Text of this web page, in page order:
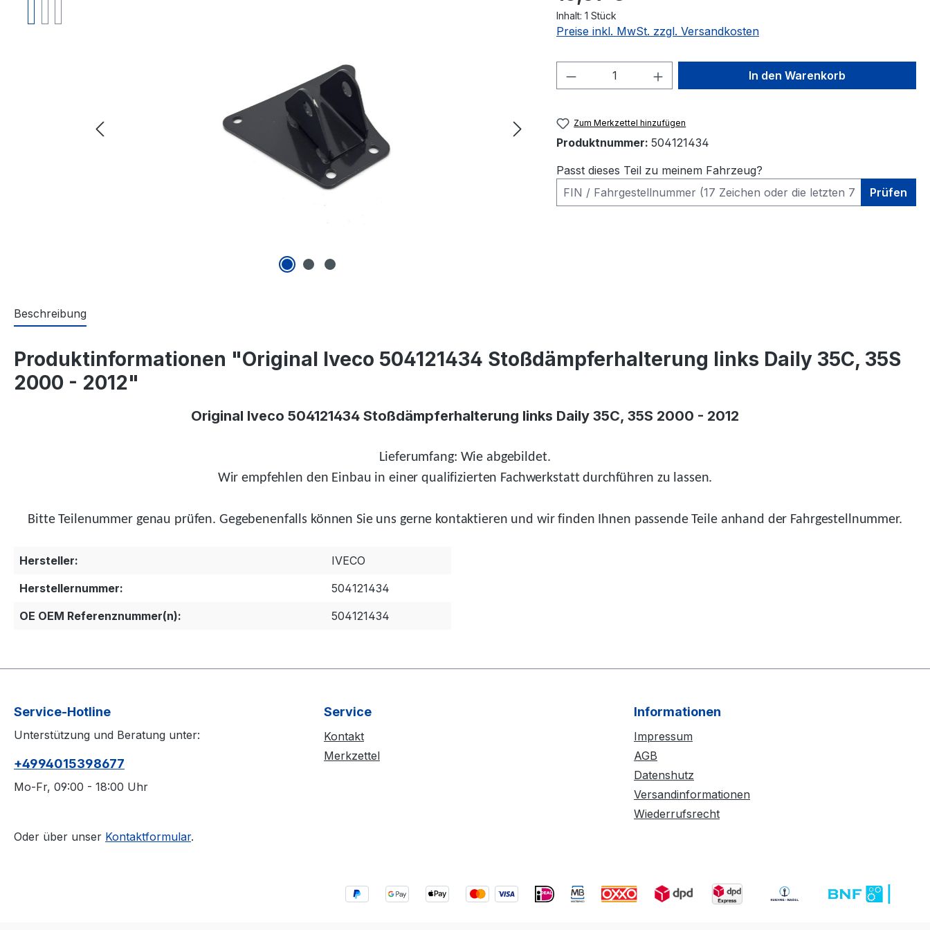
Inhalt: 1 Stück
Preise inkl. MwSt. zzgl. Versandkosten
Produkt Anzahl: Gib den gewünschten Wert
In den Warenkorb
Zum Merkzettel hinzufügen
Produktnummer: 504121434
Passt dieses Teil zu meinem Fahrzeug?
Prüfen
Beschreibung
Produktinformationen "Original Iveco 504121434 Stoßdämpferhalterung links Daily 35C, 35S
2000 - 2012"
Original Iveco 504121434 Stoßdämpferhalterung links Daily 35C, 35S 2000 - 2012
Lieferumfang: Wie abgebildet.
Wir empfehlen den Einbau in einer qualifizierten Fachwerkstatt durchführen zu lassen.
Bitte Teilenummer genau prüfen. Gegebenenfalls können Sie uns gerne kontaktieren und wirfinden Ihnen passende Teile anhand der Fahrgestellnummer.
Hersteller:
IVECO
Herstellernummer:
504121434
OE OEM Referenznummer(n):
504121434
Service-Hotline
Unterstützung und Beratung unter:
+4994015398677
Mo-Fr, 09:00 - 18:00 Uhr
Oder über unser Kontaktformular.
Service
Kontakt
Merkzettel
Informationen
Impressum
AGB
Datenshutz
Versandinformationen
Wiederrufsrecht